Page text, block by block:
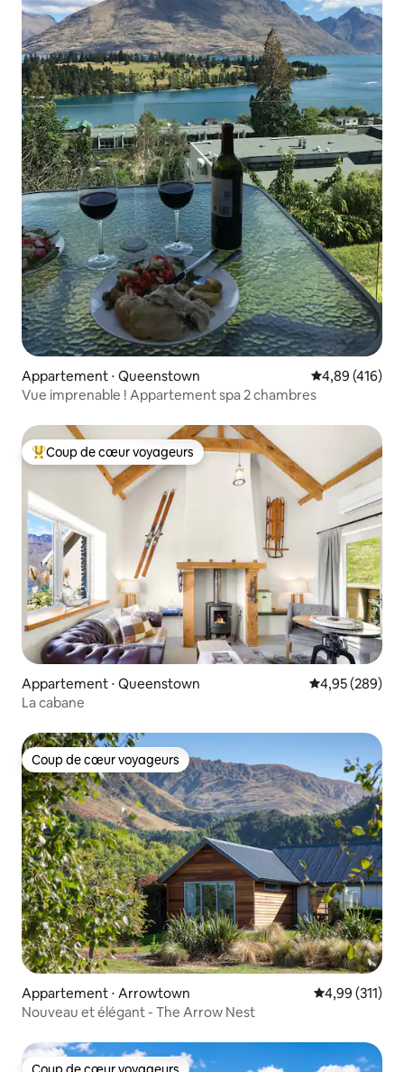
Appartement ⋅ Queenstown Évaluation
4,89 (416)
Vue imprenable ! Appartement spa 2 chambres
Coups de cœur voyageurs les plus appréciés
Coup de cœur voyageurs
Appartement ⋅ Queenstown Évaluation
4,95 (289)
La cabane
Coup de cœur voyageurs
Coup de cœur voyageurs
Appartement ⋅ Arrowtown Évaluation
4,99 (311)
Nouveau et élégant - The Arrow Nest